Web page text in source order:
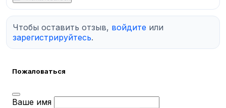
Чтобы оставить отзыв, войдите или
зарегистрируйтесь.
Пожаловаться
Ваше имя